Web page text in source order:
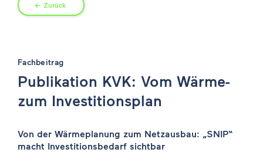
Zurück
Fachbeitrag
Publikation KVK: Vom Wärme-
zum Investitionsplan
Von der Wärmeplanung zum Netzausbau: „SNIP“
macht Investitionsbedarf sichtbar